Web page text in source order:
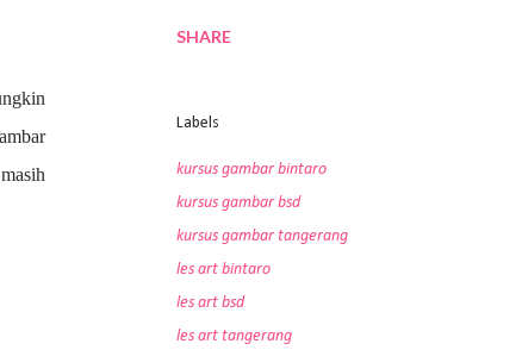
SHARE
Labels
kursus gambar bintaro
kursus gambar bsd
kursus gambar tangerang
les art bintaro
les art bsd
les art tangerang